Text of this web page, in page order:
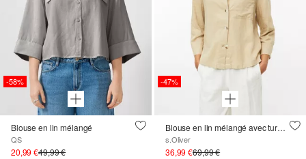
-58%
Blouse en lin mélangé
QS
20,99 €49,99 €
-47%
Blouse en lin mélangé avec turn-up
s.Oliver
36,99 €69,99 €